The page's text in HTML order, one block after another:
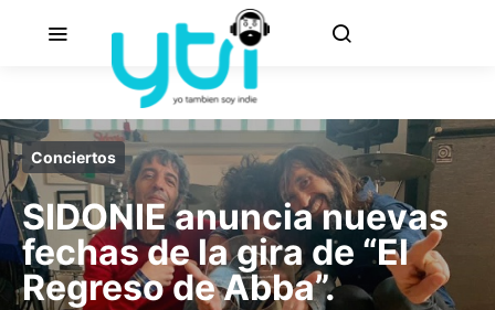
Conciertos
SIDONIE anuncia nuevas
fechas de la gira de “El
Regreso de Abba”.